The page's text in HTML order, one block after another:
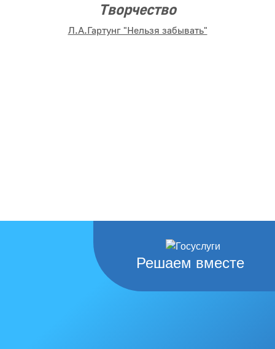
Творчество
Л.А.Гартунг "Нельзя забывать"
Решаем вместе